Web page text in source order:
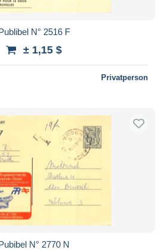
N° 2516 F
± 1,15 $
Privatperson
N° 2770 N